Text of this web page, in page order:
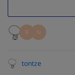
B N
tontze